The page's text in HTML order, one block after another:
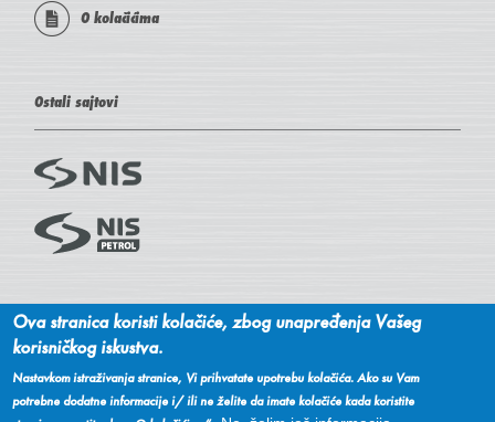
O kolačićima
Ostali sajtovi
Društvene mreže
Facebook Youtube
Ova stranica koristi kolačiće, zbog unapređenja Vašeg
korisničkog iskustva.
Nastavkom istraživanja stranice, Vi prihvatate upotrebu kolačića. Ako su Vam
potrebne dodatne informacije i/ ili ne želite da imate kolačiće kada koristite